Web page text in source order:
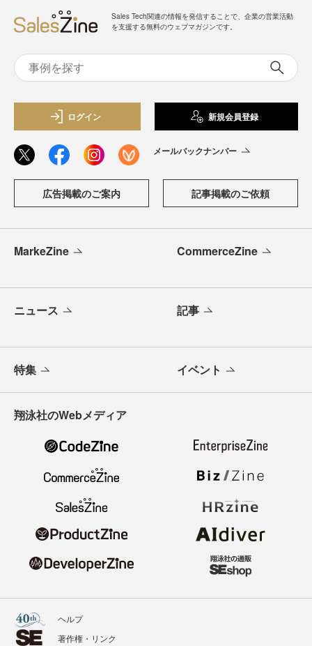
Sales Tech関連の情報を発信することで、企業の営業活動
を支援する無料のウェブマガジンです。
ログイン 新規会員登録
メールバックナンバー
広告掲載のご案内 記事掲載のご依頼
MarkeZine CommerceZine
ニュース 記事
特集 イベント
翔泳社のWebメディア
ヘルプ
著作権・リンク